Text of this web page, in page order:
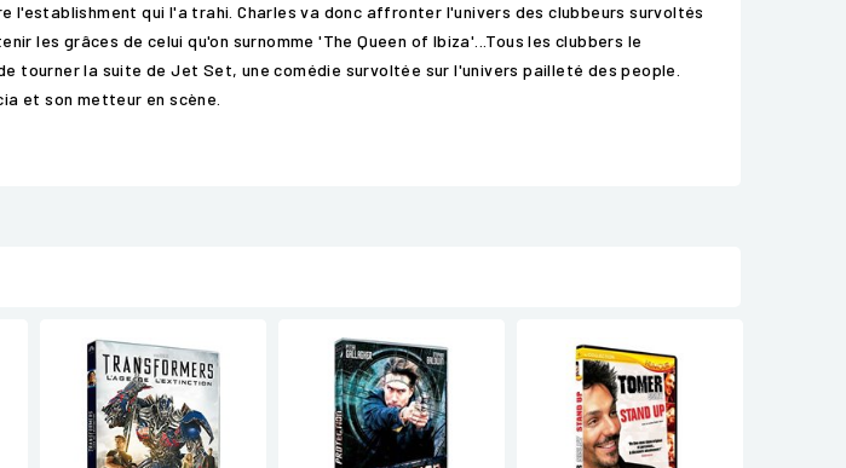
qui l'a trahi. Charles va donc affronter l'univers des clubbeurs survoltés
les grâces de celui qu'on surnomme 'The Queen of Ibiza'...Tous les clubbers le
tourner la suite de Jet Set, une comédie survoltée sur l'univers pailleté des people.
et son metteur en scène.